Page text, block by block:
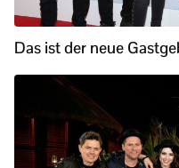
Das ist der neue